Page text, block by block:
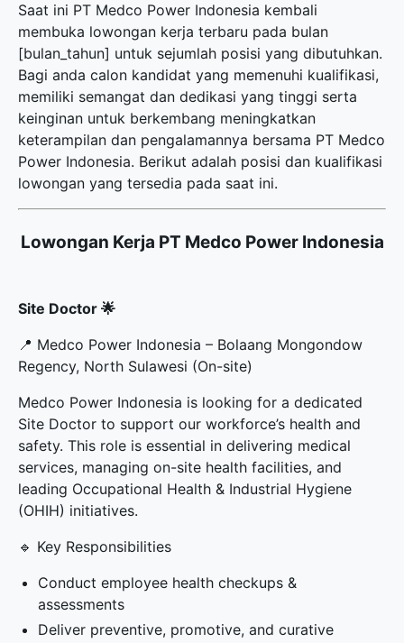
Saat ini PT Medco Power Indonesia kembali
membuka lowongan kerja terbaru pada bulan
[bulan_tahun] untuk sejumlah posisi yang dibutuhkan.
Bagi anda calon kandidat yang memenuhi kualifikasi,
memiliki semangat dan dedikasi yang tinggi serta
keinginan untuk berkembang meningkatkan
keterampilan dan pengalamannya bersama PT Medco
Power Indonesia. Berikut adalah posisi dan kualifikasi
lowongan yang tersedia pada saat ini.
Lowongan Kerja PT Medco Power Indonesia
Site Doctor 🌟
📍 Medco Power Indonesia – Bolaang Mongondow
Regency, North Sulawesi (On-site)
Medco Power Indonesia is looking for a dedicated
Site Doctor to support our workforce’s health and
safety. This role is essential in delivering medical
services, managing on-site health facilities, and
leading Occupational Health & Industrial Hygiene
(OHIH) initiatives.
🔹 Key Responsibilities
Conduct employee health checkups &
assessments
Deliver preventive, promotive, and curative